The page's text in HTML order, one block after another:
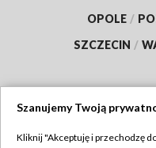
OPOLE /
SZCZECIN /
Szanujemy Twoją
Kliknij "Akceptuję i przechodzę